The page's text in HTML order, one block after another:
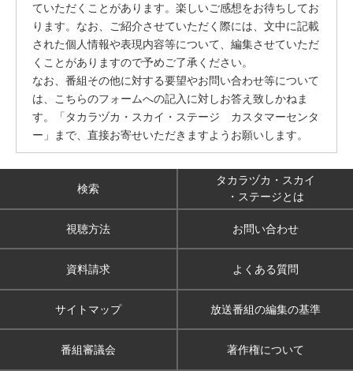
ていただくことがあります。楽しいご感想をお待ちしてお
ります。なお、ご紹介させていただく際には、文中に記載
された個人情報や表現内容等について、編集させていただ
くことがありますので予めご了承ください。
なお、番組その他に対する要望やお問い合わせ等について
は、こちらのフォームへの記入に対しお答え致しかねま
す。「タカラヅカ・スカイ・ステージ カスタマーセンタ
ー」まで、直接お寄せいただきますようお願いします。
検索
タカラヅカ・スカイ
・ステージとは
視聴方法 お問い合わせ
資料請求 よくある質問
サイトマップ 放送番組の編集の基準
番組審議会 著作権について